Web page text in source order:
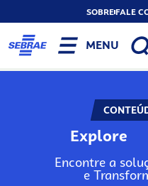
SOBREFALE
MENU
Explore
Encontre a
e